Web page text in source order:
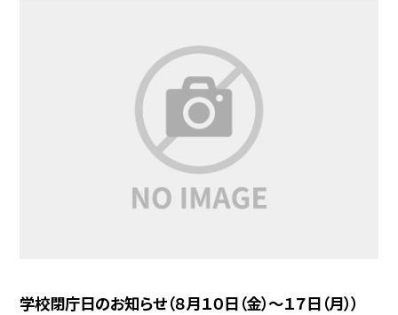
学校閉庁日のお知らせ（８月１０日（金）～１７日（月））